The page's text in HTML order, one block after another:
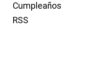
Cumpleaños
RSS